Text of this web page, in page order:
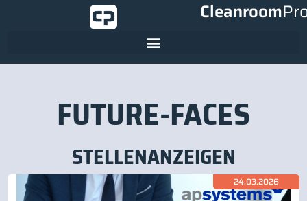
Cleanroom
FUTURE-FACES
STELLENANZEIGEN
24.03.2026